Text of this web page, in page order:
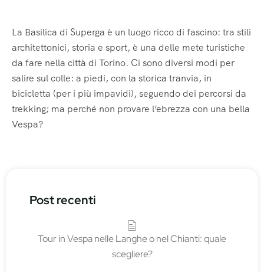
La Basilica di Superga è un luogo ricco di fascino: tra stili
architettonici, storia e sport, è una delle mete turistiche
da fare nella città di Torino. Ci sono diversi modi per
salire sul colle: a piedi, con la storica tranvia, in
bicicletta (per i più impavidi), seguendo dei percorsi da
trekking; ma perché non provare l’ebrezza con una bella
Vespa?
Post recenti
Tour in Vespa nelle Langhe o nel Chianti: quale
scegliere?